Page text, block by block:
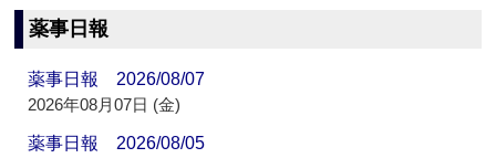
薬事日報
薬事日報 2026/08/07
2026年08月07日 (金)
薬事日報 2026/08/05